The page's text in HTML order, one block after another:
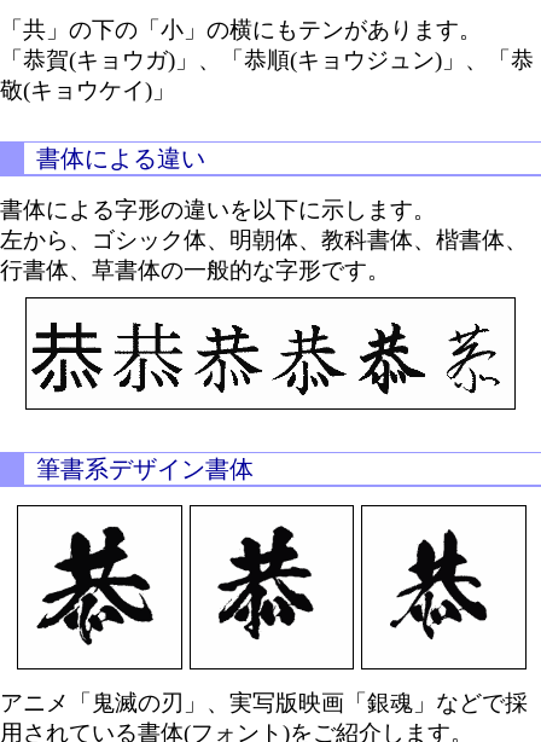
「共」の下の「小」の横にもテンがあります。
「恭賀(キョウガ)」、「恭順(キョウジュン)」、「恭
敬(キョウケイ)」
書体による違い
書体による字形の違いを以下に示します。
左から、ゴシック体、明朝体、教科書体、楷書体、
行書体、草書体の一般的な字形です。
筆書系デザイン書体
アニメ「鬼滅の刃」、実写版映画「銀魂」などで採
用されている書体(フォント)をご紹介します。